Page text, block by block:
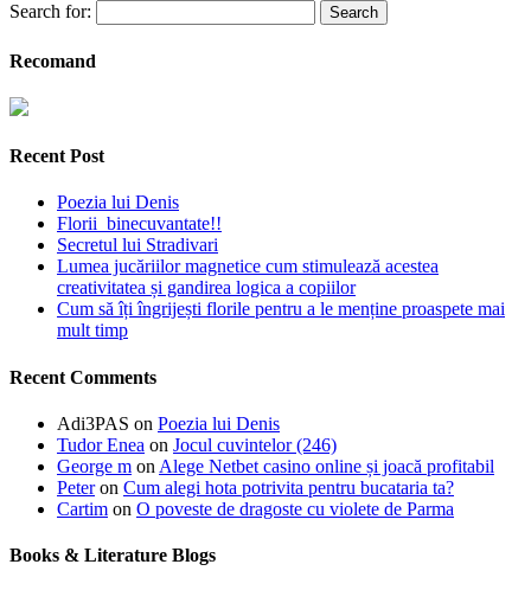
Search for:
Recomand
Recent Post
Poezia lui Denis
Florii binecuvantate!!
Secretul lui Stradivari
Lumea jucăriilor magnetice cum stimulează acestea
creativitatea și gandirea logica a copiilor
Cum să îți îngrijești florile pentru a le menține proaspete mai
mult timp
Recent Comments
Adi3PAS on Poezia lui Denis
Tudor Enea on Jocul cuvintelor (246)
George m on Alege Netbet casino online și joacă profitabil
Peteron Cum alegi hota potrivita pentru bucataria ta?
Cartim on O poveste de dragoste cu violete de Parma
Books & Literature Blogs